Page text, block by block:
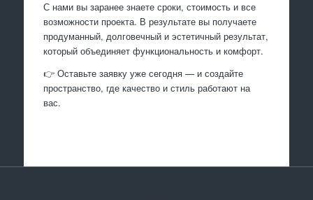
С нами вы заранее знаете сроки, стоимость и все
возможности проекта. В результате вы получаете
продуманный, долговечный и эстетичный результат,
который объединяет функциональность и комфорт.
👉 Оставьте заявку уже сегодня — и создайте
пространство, где качество и стиль работают на
вас.